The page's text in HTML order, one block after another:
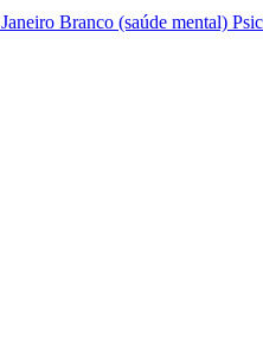
Janeiro Branco (saúde mental)